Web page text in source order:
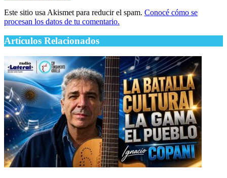
Este sitio usa Akismet para reducir el spam. Conocé cómo se
procesan los datos de tu comentario.
Artículos Relacionados